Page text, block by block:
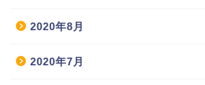
2020年8月
2020年7月